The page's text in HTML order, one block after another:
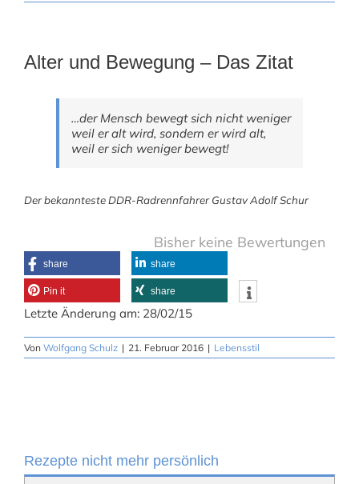
Alter und Bewegung – Das Zitat
…der Mensch bewegt sich nicht weniger
weil er alt wird, sondern er wird alt,
weil er sich weniger bewegt!
Der bekannteste DDR-Radrennfahrer Gustav Adolf Schur
Bisher keine Bewertungen
share share
Pin it share
Letzte Änderung am: 28/02/15
Von Wolfgang Schulz | 21. Februar 2016 | Lebensstil
Rezepte nicht mehr persönlich